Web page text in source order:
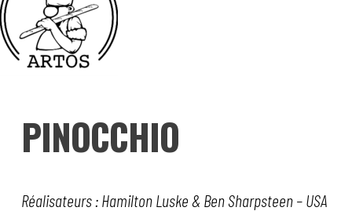
PINOCCHIO
Réalisateurs : Hamilton Luske & Ben Sharpsteen – USA